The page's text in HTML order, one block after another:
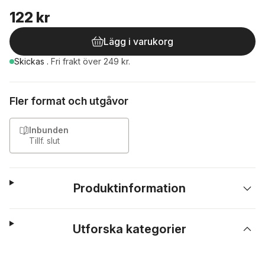
122 kr
Lägg i varukorg
Skickas . Fri frakt över 249 kr.
Fler format och utgåvor
Inbunden
Tillf. slut
Produktinformation
Utforska kategorier